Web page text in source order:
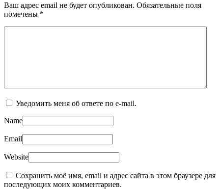
Ваш адрес email не будет опубликован. Обязательные поля
помечены *
Уведомить меня об ответе по e-mail.
Name
Email
Website
Сохранить моё имя, email и адрес сайта в этом браузере для
последующих моих комментариев.